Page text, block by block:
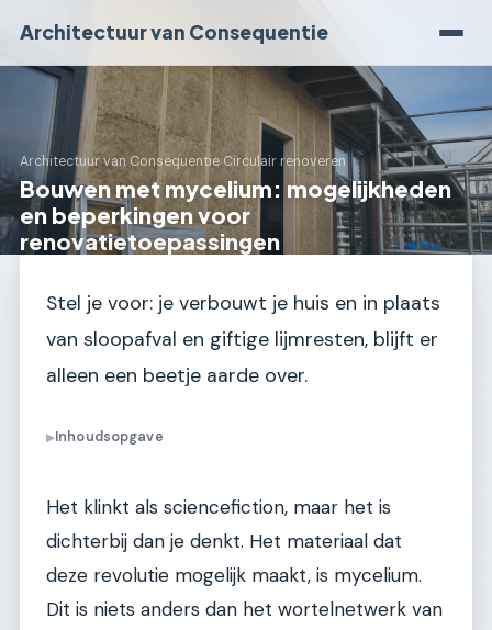
Architectuur van Consequentie
Architectuur van Consequentie›Circulair renoveren
Bouwen met mycelium: mogelijkheden
en beperkingen voor
renovatietoepassingen
Stel je voor: je verbouwt je huis en in plaats
van sloopafval en giftige lijmresten, blijft er
alleen een beetje aarde over.
▶Inhoudsopgave
Het klinkt als sciencefiction, maar het is
dichterbij dan je denkt. Het materiaal dat
deze revolutie mogelijk maakt, is mycelium.
Dit is niets anders dan het wortelnetwerk van